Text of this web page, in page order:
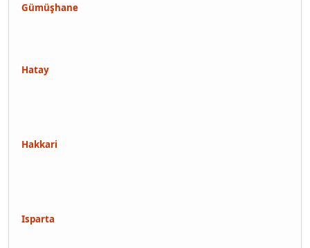
Gümüşhane
Hatay
Hakkari
Isparta